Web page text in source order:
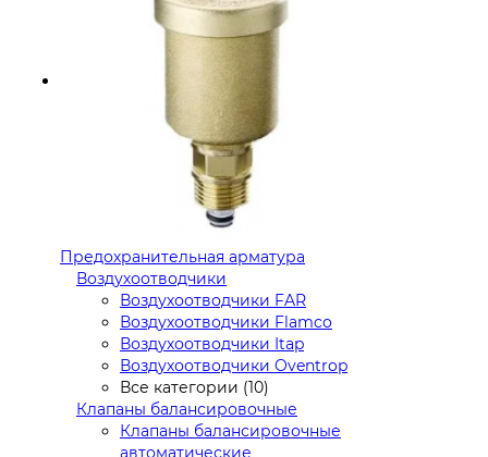
Предохранительная арматура
Воздухоотводчики
Воздухоотводчики FAR
Воздухоотводчики Flamco
Воздухоотводчики Itap
Воздухоотводчики Oventrop
Все категории (10)
Клапаны балансировочные
Клапаны балансировочные
автоматические